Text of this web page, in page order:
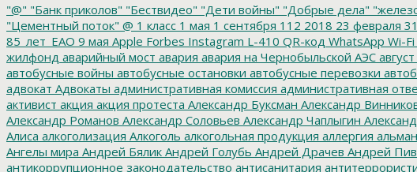
"@" "Банк приколов" "Бествидео" "Дети войны" "Добрые дела"
"Цементный поток" @ 1 класс 1 мая 1 сентября 112 2018 23 февраля
85_лет_ЕАО 9 мая Apple Forbes Instagram L-410 QR-код WhatsApp Wi-Fi
жилфонд аварийный мост авария авария на Чернобыльской АЭС август
автобусные войны автобусные остановки автобусные перевозки
адвокат Адвокаты административная комиссия административная
активист акция акция протеста Александр Буксман Александр
Александр Романов Александр Соловьев Александр Чаплыгин
Алиса алкоголизация Алкоголь алкогольная продукция аллергия
Ангелы мира Андрей Бялик Андрей Голубь Андрей Драчев Андрей
антикоррупционное законодательство антисанитария